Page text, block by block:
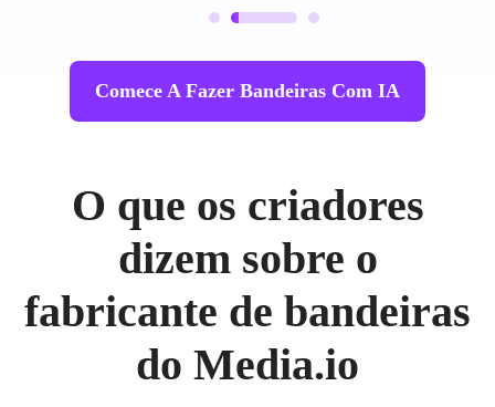
Comece A Fazer Bandeiras Com IA
O que os criadores
dizem sobre o
fabricante de bandeiras
do Media.io